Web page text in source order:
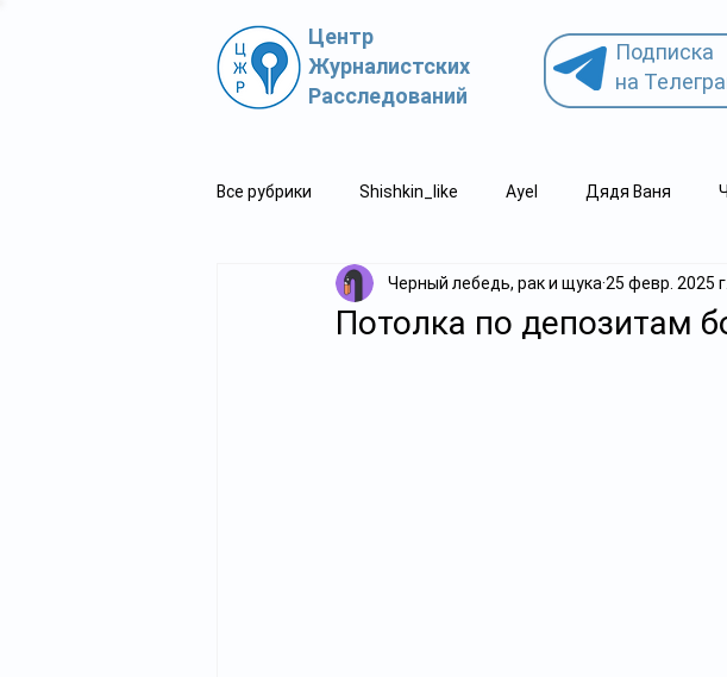
Центр
Журналистских
Расследований
Подписка
на
Все рубрики Shishkin_like Ayel Дядя Ваня
Политпросвет.kz Свидетель.kz детский суицид
Потолка по депозитам
Черный лебедь, рак и щука 25 февр. 2025 г.